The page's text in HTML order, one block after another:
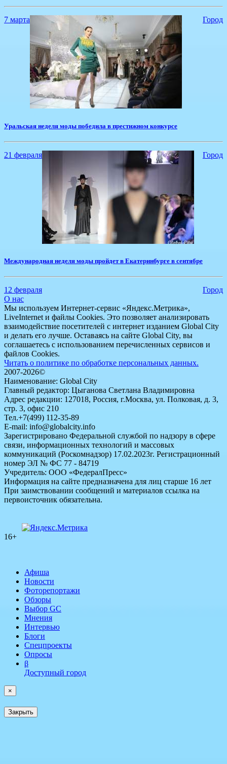
7 марта Город
Уральская неделя моды победила в престижном конкурсе
21 февраля Город
​Международная неделя моды пройдет в Екатеринбурге в сентябре
12 февраля
Город
О нас
Мы используем Интернет-сервис «Яндекс.Метрика»,
LiveInternet и файлы Cookies. Это позволяет анализировать
взаимодействие посетителей с интернет изданием Global City
и делать его лучше. Оставаясь на сайте Global City, вы
соглашаетесь с использованием перечисленных сервисов и
файлов Cookies.
Читать о политике по обработке персональных данных.
2007-2026©
Наименование: Global City
Главный редактор: Цыганова Светлана Владимировна
Адрес редакции: 127018, Россия, г.Москва, ул. Полковая, д. 3,
стр. 3, офис 210
Тел.+7(499) 112-35-89
E-mail: info@globalcity.info
Зарегистрировано Федеральной службой по надзору в сфере
связи, информационных технологий и массовых
коммуникаций (Роскомнадзор) 17.02.2023г. Регистрационный
номер ЭЛ № ФС 77 - 84719
Учредитель: ООО «ФедералПресс»
Информация на сайте предназначена для лиц старше 16 лет
При заимствовании сообщений и материалов ссылка на
первоисточник обязательна.
16+
Афиша
Новости
Фоторепортажи
Обзоры
Выбор GC
Мнения
Интервью
Блоги
Спецпроекты
Опросы
β
Доступный город
×
Закрыть